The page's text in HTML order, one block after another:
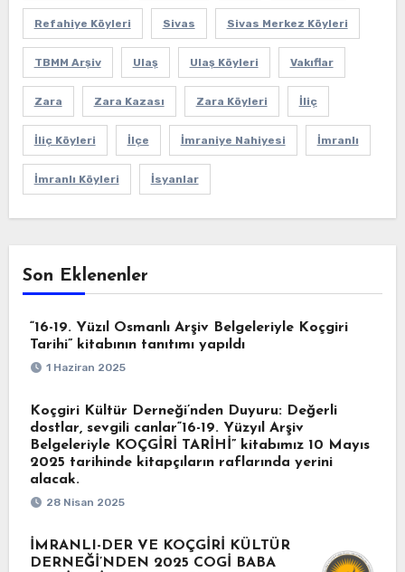
Refahiye Köyleri Sivas Sivas Merkez Köyleri
TBMM Arşiv Ulaş Ulaş Köyleri Vakıflar
Zara Zara Kazası Zara Köyleri İliç
İliç Köyleri İlçe İmraniye Nahiyesi İmranlı
İmranlı Köyleri İsyanlar
Son Eklenenler
“16-19. Yüzıl Osmanlı Arşiv Belgeleriyle Koçgiri
Tarihi” kitabının tanıtımı yapıldı
1 Haziran 2025
Koçgiri Kültür Derneği’nden Duyuru: Değerli
dostlar, sevgili canlar“16-19. Yüzyıl Arşiv
Belgeleriyle KOÇGİRİ TARİHİ” kitabımız 10 Mayıs
2025 tarihinde kitapçıların raflarında yerini
alacak.
28 Nisan 2025
İMRANLI-DER VE KOÇGİRİ KÜLTÜR
DERNEĞİ’NDEN 2025 COGİ BABA